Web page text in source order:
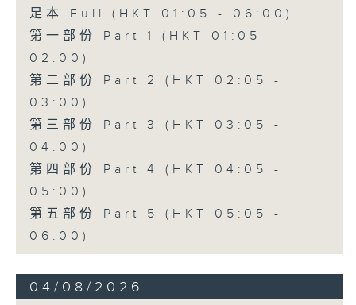
足本 Full (HKT 01:05 - 06:00)
第一部份 Part 1 (HKT 01:05 -
02:00)
第二部份 Part 2 (HKT 02:05 -
03:00)
第三部份 Part 3 (HKT 03:05 -
04:00)
第四部份 Part 4 (HKT 04:05 -
05:00)
第五部份 Part 5 (HKT 05:05 -
06:00)
04/08/2026